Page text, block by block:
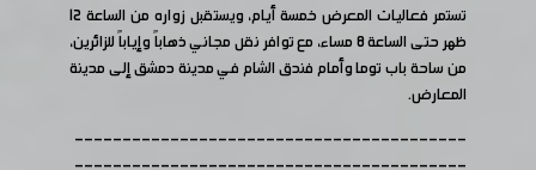
تستمر فعاليات المعرض خمسة أيام، ويستقبل زواره من الساعة 12
ظهر حتى الساعة 8 مساء، مع توافر نقل مجاني ذهاباً وإياباً للزائرين،
من ساحة باب توما وأمام فندق الشام في مدينة دمشق إلى مدينة
المعارض.
-----------------------------------------